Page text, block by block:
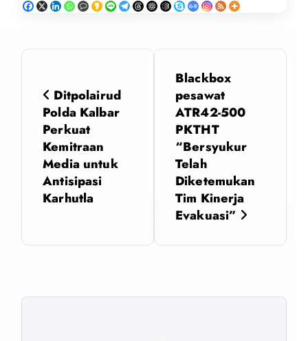
N
a
i
Ditpolairud
Polda Kalbar
Perkuat
Kemitraan
Media untuk
Antisipasi
Karhutla
Blackbox
pesawat
ATR42-500
PKTHT
“Bersyukur
Telah
Diketemukan
Tim Kinerja
Evakuasi”